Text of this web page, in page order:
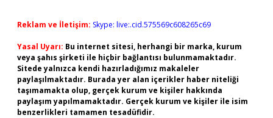
Reklam ve İletişim: Skype: live:.cid.575569c608265c69
Yasal Uyarı: Bu internet sitesi, herhangi bir marka, kurum
veya şahıs şirketi ile hiçbir bağlantısı bulunmamaktadır.
Sitede yalnızca kendi hazırladığımız makaleler
paylaşılmaktadır. Burada yer alan içerikler haber niteliği
taşımamakta olup, gerçek kurum ve kişiler hakkında
paylaşım yapılmamaktadır. Gerçek kurum ve kişiler ile isim
benzerlikleri tamamen tesadüfidir.